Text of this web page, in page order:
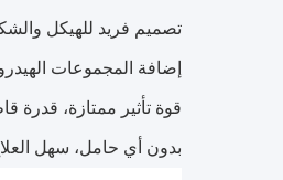
تصميم فريد للهيكل والشكل
إضافة المجموعات
قوة تأثير ممتازة، قدرة
بدون أي حامل، سهل